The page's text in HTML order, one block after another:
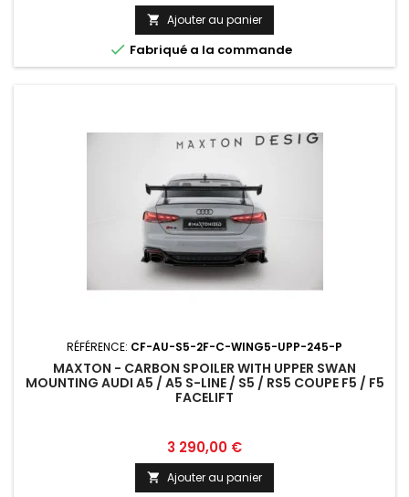
 Ajouter au panier
 Fabriqué a la commande
RÉFÉRENCE: CF-AU-S5-2F-C-WING5-UPP-245-P
MAXTON - CARBON SPOILER WITH UPPER SWAN
MOUNTING AUDI A5 / A5 S-LINE / S5 / RS5 COUPE F5 / F5
FACELIFT
Prix
3 290,00 €
 Ajouter au panier